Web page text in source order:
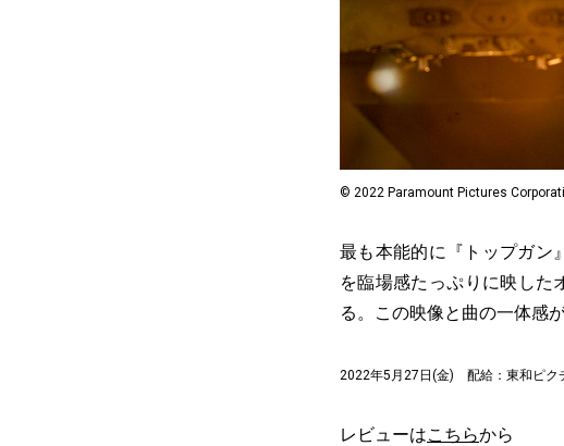
© 2022 Paramount Pictures
最も本能的に『トップガン
を臨場感たっぷりに映した
る。この映像と曲の一体感
2022年5月27日(金) 配給：東和ピク
レビューはこちらから